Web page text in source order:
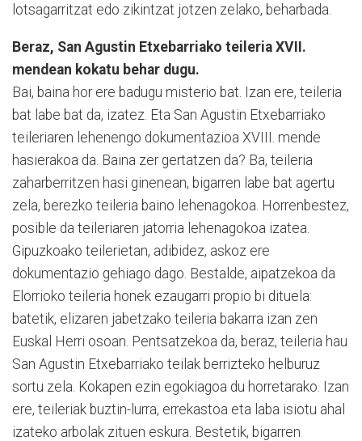
lotsagarritzat edo zikintzat jotzen zelako, beharbada.
Beraz, San Agustin Etxebarriako teileria XVII.
mendean kokatu behar dugu.
Bai, baina hor ere badugu misterio bat. Izan ere, teileria
bat labe bat da, izatez. Eta San Agustin Etxebarriako
teileriaren lehenengo dokumentazioa XVIII. mende
hasierakoa da. Baina zer gertatzen da? Ba, teileria
zaharberritzen hasi ginenean, bigarren labe bat agertu
zela, berezko teileria baino lehenagokoa. Horrenbestez,
posible da teileriaren jatorria lehenagokoa izatea.
Gipuzkoako teilerietan, adibidez, askoz ere
dokumentazio gehiago dago. Bestalde, aipatzekoa da
Elorrioko teileria honek ezaugarri propio bi dituela:
batetik, elizaren jabetzako teileria bakarra izan zen
Euskal Herri osoan. Pentsatzekoa da, beraz, teileria hau
San Agustin Etxebarriako teilak berrizteko helburuz
sortu zela. Kokapen ezin egokiagoa du horretarako. Izan
ere, teileriak buztin-lurra, errekastoa eta laba isiotu ahal
izateko arbolak zituen eskura. Bestetik, bigarren